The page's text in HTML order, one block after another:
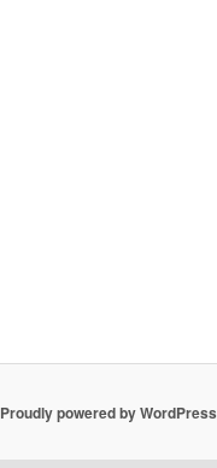
Proudly powered by WordPress